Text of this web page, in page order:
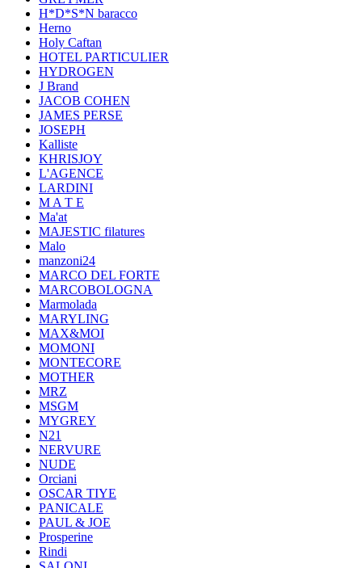
H*D*S*N baracco
Herno
Holy Caftan
HOTEL PARTICULIER
HYDROGEN
J Brand
JACOB COHEN
JAMES PERSE
JOSEPH
Kalliste
KHRISJOY
L'AGENCE
LARDINI
M A T E
Ma'at
MAJESTIC filatures
Malo
manzoni24
MARCO DEL FORTE
MARCOBOLOGNA
Marmolada
MARYLING
MAX&MOI
MOMONI
MONTECORE
MOTHER
MRZ
MSGM
MYGREY
N21
NERVURE
NUDE
Orciani
OSCAR TIYE
PANICALE
PAUL & JOE
Prosperine
Rindi